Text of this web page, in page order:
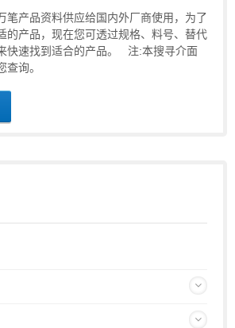
笔产品资料供应给国内外厂商使用，为了
的产品，现在您可透过规格、料号、替代
快速找到适合的产品。 注:本搜寻介面
查询。